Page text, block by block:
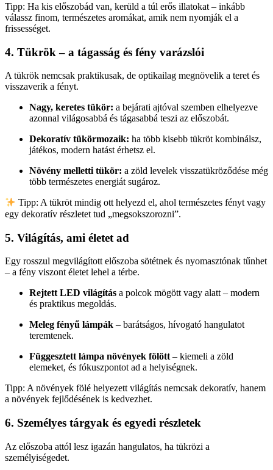
Tipp: Ha kis előszobád van, kerüld a túl erős illatokat – inkább
válassz finom, természetes aromákat, amik nem nyomják el a
frissességet.
4. Tükrök – a tágasság és fény varázslói
A tükrök nemcsak praktikusak, de optikailag megnövelik a teret és
visszaverik a fényt.
Nagy, keretes tükör: a bejárati ajtóval szemben elhelyezve
azonnal világosabbá és tágasabbá teszi az előszobát.
Dekoratív tükörmozaik: ha több kisebb tükröt kombinálsz,
játékos, modern hatást érhetsz el.
Növény melletti tükör: a zöld levelek visszatükröződése még
több természetes energiát sugároz.
Tipp: A tükröt mindig ott helyezd el, ahol természetes fényt vagy
egy dekoratív részletet tud „megsokszorozni”.
5. Világítás, ami életet ad
Egy rosszul megvilágított előszoba sötétnek és nyomasztónak tűnhet
– a fény viszont életet lehel a térbe.
Rejtett LED világítás a polcok mögött vagy alatt – modern
és praktikus megoldás.
Meleg fényű lámpák – barátságos, hívogató hangulatot
teremtenek.
Függesztett lámpa növények fölött – kiemeli a zöld
elemeket, és fókuszpontot ad a helyiségnek.
Tipp: A növények fölé helyezett világítás nemcsak dekoratív, hanem
a növények fejlődésének is kedvezhet.
6. Személyes tárgyak és egyedi részletek
Az előszoba attól lesz igazán hangulatos, ha tükrözi a
személyiségedet.